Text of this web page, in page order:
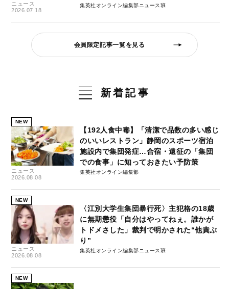
ニュース
2026.07.18
集英社オンライン編集部ニュース班
会員限定記事一覧を見る
新着記事
NEW
ニュース
2026.08.08
【192人食中毒】「清潔で品数の多い感じ
のいいレストラン」静岡のスポーツ宿泊
施設内で集団発症…合宿・遠征の「集団
での食事」に知っておきたい予防策
集英社オンライン編集部
NEW
ニュース
2026.08.08
〈江別大学生集団暴行死〉主犯格の18歳
に無期懲役「自分はやってねぇ。誰かが
トドメさした」裁判で明かされた“他責ぶ
り”
集英社オンライン編集部ニュース班
NEW